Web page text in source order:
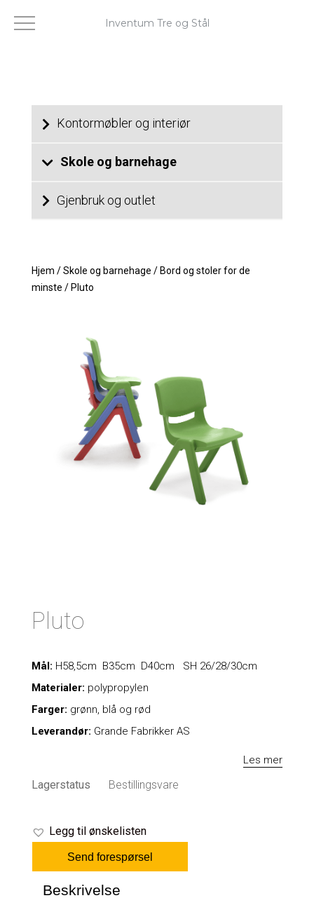
Kontormøbler og interiør
Skole og barnehage
Gjenbruk og outlet
Hjem / Skole og barnehage / Bord og stoler for de
minste /Pluto
Pluto
Mål: H58,5cm B35cm D40cm SH 26/28/30cm
Materialer: polypropylen
Farger: grønn, blå og rød
Leverandør: Grande Fabrikker AS
Les mer
Lagerstatus Bestillingsvare
Legg til ønskelisten
Send forespørsel
Beskrivelse
Inventum Tre og Stål